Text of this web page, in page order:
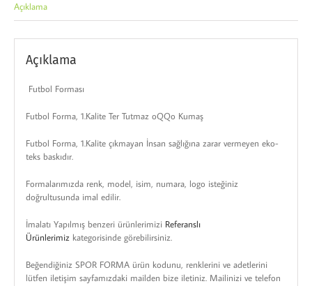
Açıklama
Açıklama
Futbol Forması
Futbol Forma, 1.Kalite Ter Tutmaz oQQo Kumaş
Futbol Forma, 1.Kalite çıkmayan İnsan sağlığına zarar vermeyen eko-
teks baskıdır.
Formalarımızda renk, model, isim, numara, logo isteğiniz
doğrultusunda imal edilir.
İmalatı Yapılmış benzeri ürünlerimizi Referanslı
Ürünlerimiz kategorisinde görebilirsiniz.
Beğendiğiniz SPOR FORMA ürün kodunu, renklerini ve adetlerini
lütfen iletişim sayfamızdaki mailden bize iletiniz. Mailinizi ve telefon